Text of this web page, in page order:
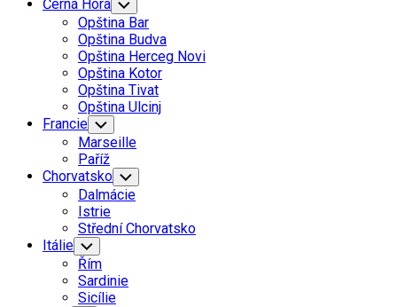
Černá Hora Toggle
Child
Menu
Opština Bar
Opština Budva
Opština Herceg Novi
Opština Kotor
Opština Tivat
Opština Ulcinj
Francie Toggle
Child
Menu
Marseille
Paříž
Chorvatsko Toggle
Child
Menu
Dalmácie
Istrie
Střední Chorvatsko
Itálie Toggle
Child
Menu
Řím
Sardinie
Sicílie